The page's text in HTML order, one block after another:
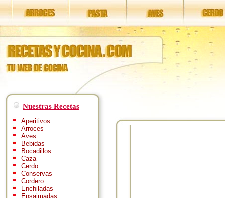
Nuestras Recetas
Aperitivos
Arroces
Aves
Bebidas
Bocadillos
Caza
Cerdo
Conservas
Cordero
Enchiladas
Ensaimadas